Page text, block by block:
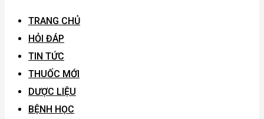
TRANG CHỦ
HỎI ĐÁP
TIN TỨC
THUỐC MỚI
DƯỢC LIỆU
BỆNH HỌC